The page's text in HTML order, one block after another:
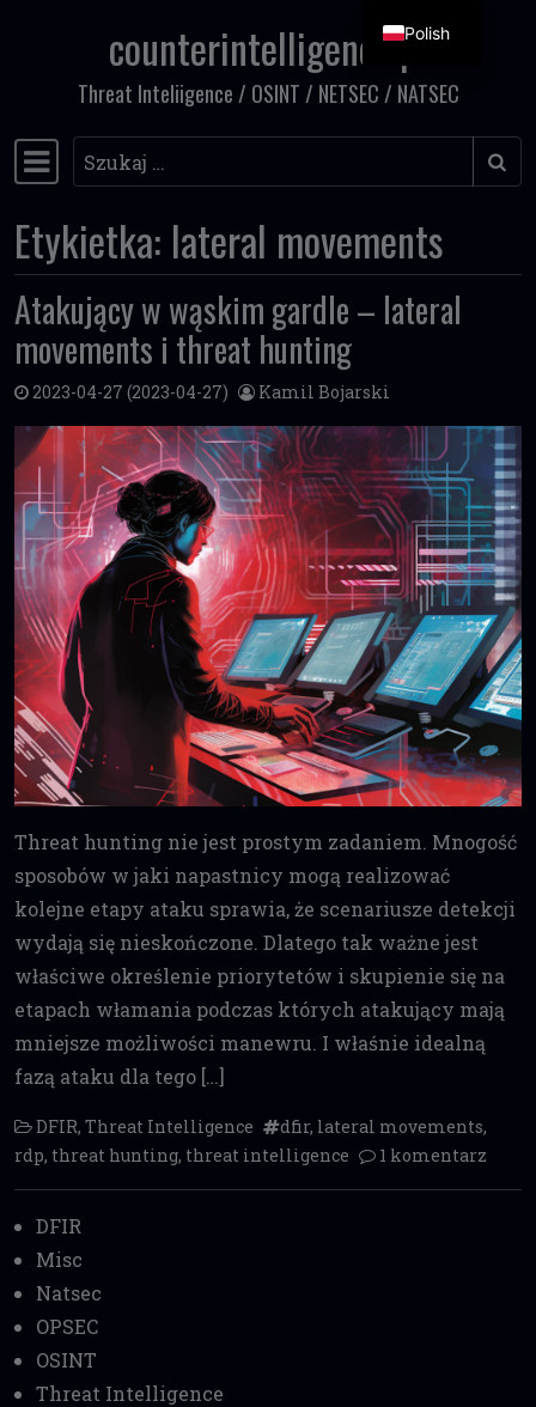
Przejdź do treścicounterintelligence.pl
Threat Inteliigence / OSINT / NETSEC / NATSEC
Główna nawigacja
Szukaj
Etykietka: lateral movements
Atakujący w wąskim gardle – lateral
movements i threat hunting
2023-04-27 (2023-04-27) Kamil Bojarski
Threat hunting nie jest prostym zadaniem. Mnogość
sposobów w jaki napastnicy mogą realizować
kolejne etapy ataku sprawia, że scenariusze detekcji
wydają się nieskończone. Dlatego tak ważne jest
właściwe określenie priorytetów i skupienie się na
etapach włamania podczas których atakujący mają
mniejsze możliwości manewru. I właśnie idealną
fazą ataku dla tego […]
DFIR, Threat Intelligence dfir, lateral movements,
rdp, threat hunting, threat intelligence 1 komentarz
DFIR
Misc
Natsec
OPSEC
OSINT
Threat Intelligence
Polish